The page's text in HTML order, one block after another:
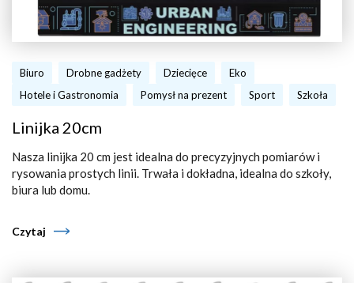
Biuro Drobne gadżety Dziecięce
Eko
Hotele i Gastronomia
Pomysł na prezent Sport Szkoła
Linijka 20cm
Nasza linijka 20 cm jest idealna do precyzyjnych pomiarów i
rysowania prostych linii. Trwała i dokładna, idealna do szkoły,
biura lub domu.
Czytaj